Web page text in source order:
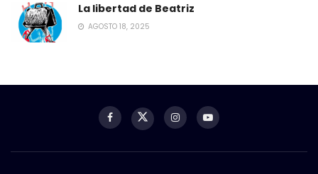
La libertad de Beatriz
AGOSTO 18, 2025